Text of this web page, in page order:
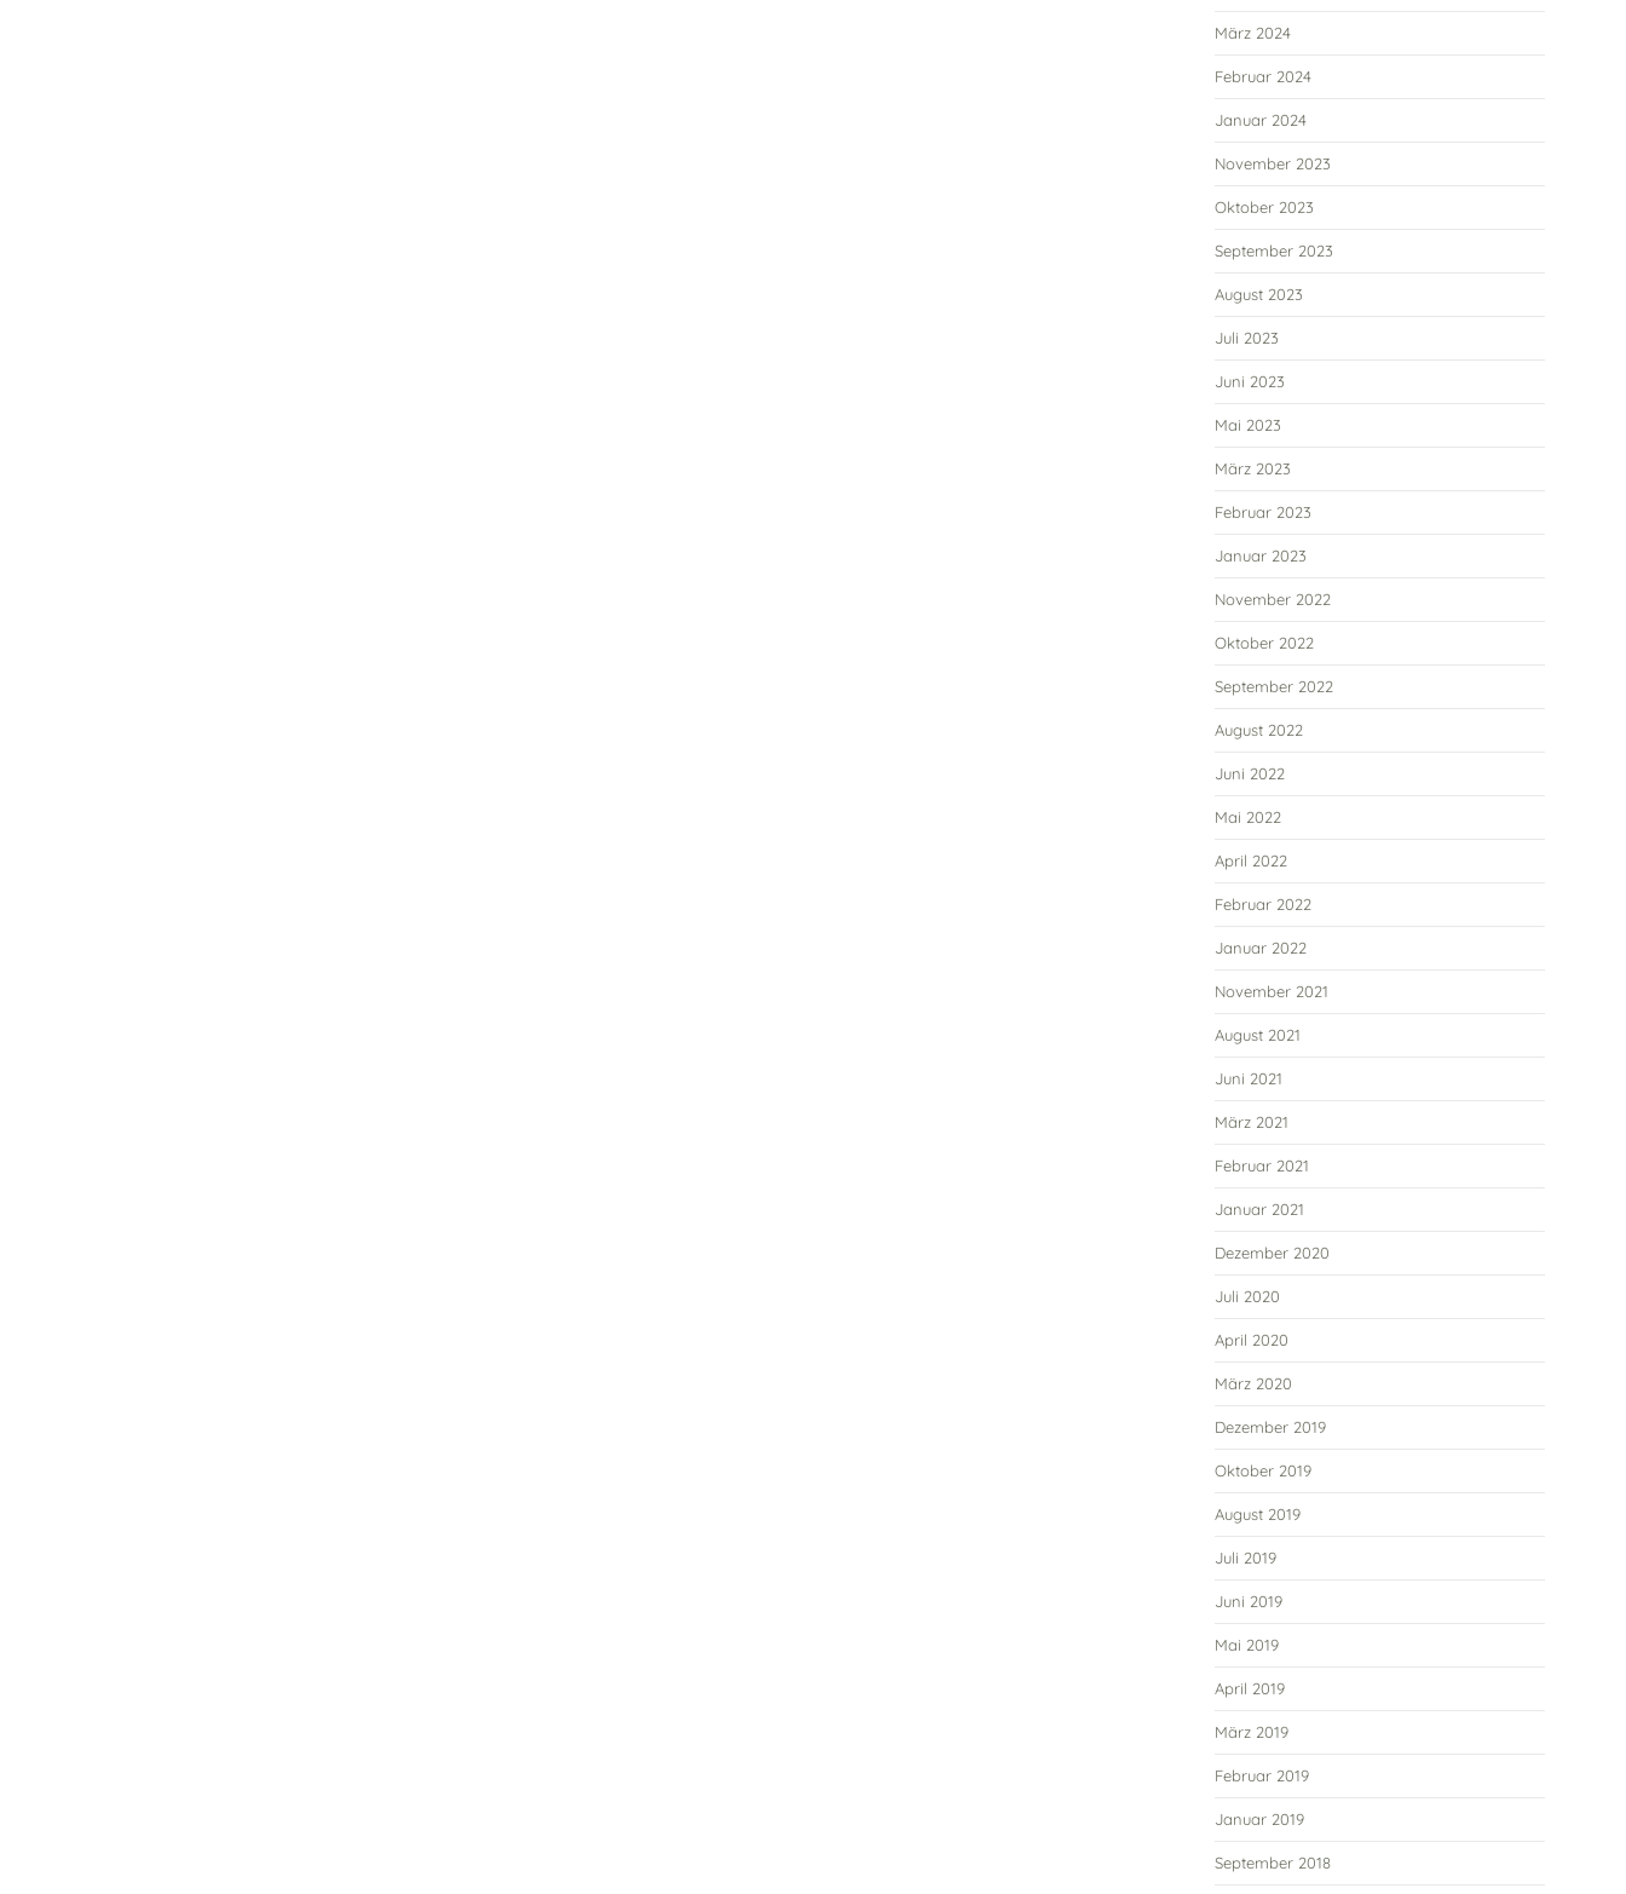
März 2024
Februar 2024
Januar 2024
November 2023
Oktober 2023
September 2023
August 2023
Juli 2023
Juni 2023
Mai 2023
März 2023
Februar 2023
Januar 2023
November 2022
Oktober 2022
September 2022
August 2022
Juni 2022
Mai 2022
April 2022
Februar 2022
Januar 2022
November 2021
August 2021
Juni 2021
März 2021
Februar 2021
Januar 2021
Dezember 2020
Juli 2020
April 2020
März 2020
Dezember 2019
Oktober 2019
August 2019
Juli 2019
Juni 2019
Mai 2019
April 2019
März 2019
Februar 2019
Januar 2019
September 2018